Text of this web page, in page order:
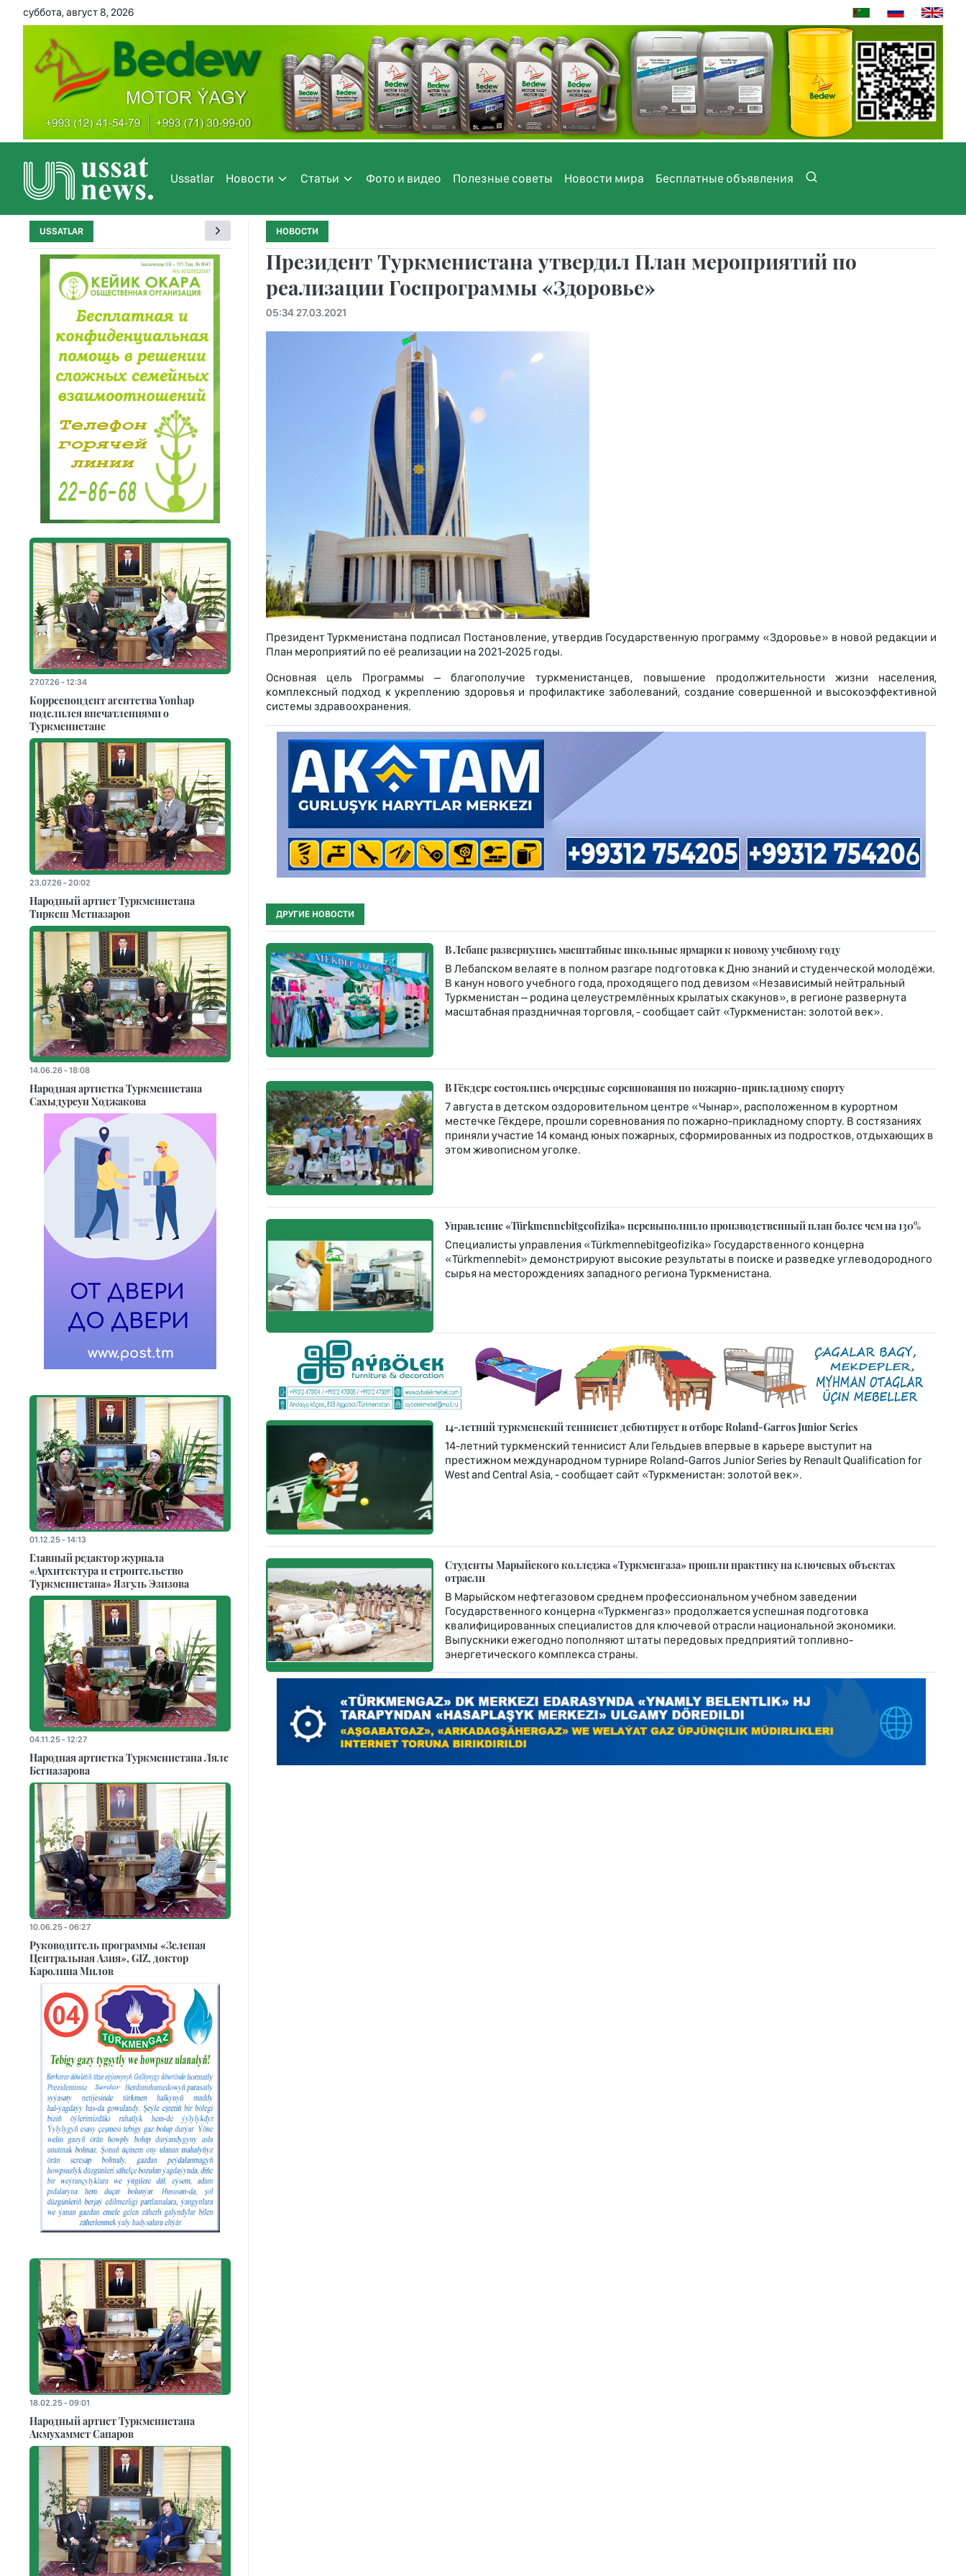
суббота, август 8, 2026
Ussatlar Новости Статьи Фото и видео Полезные советы Новости мира Бесплатные объявления
НОВОСТИ
Президент Туркменистана утвердил План мероприятий по
реализации Госпрограммы «Здоровье»
05:34 27.03.2021
Президент Туркменистана подписал Постановление, утвердив Государственную программу «Здоровье» в новой редакции и
План мероприятий по её реализации на 2021-2025 годы.
Основная цель Программы – благополучие туркменистанцев, повышение продолжительности жизни населения,
комплексный подход к укреплению здоровья и профилактике заболеваний, создание совершенной и высокоэффективной
системы здравоохранения.
ДРУГИЕ НОВОСТИ
В Лебапе развернулись масштабные школьные ярмарки к новому учебному году
В Лебапском велаяте в полном разгаре подготовка к Дню знаний и студенческой молодёжи.
В канун нового учебного года, проходящего под девизом «Независимый нейтральный
Туркменистан – родина целеустремлённых крылатых скакунов», в регионе развернута
масштабная праздничная торговля, - сообщает сайт «Туркменистан: золотой век».
В Гёкдере состоялись очередные соревнования по пожарно-прикладному спорту
7 августа в детском оздоровительном центре «Чынар», расположенном в курортном
местечке Гёкдере, прошли соревнования по пожарно-прикладному спорту. В состязаниях
приняли участие 14 команд юных пожарных, сформированных из подростков, отдыхающих в
этом живописном уголке.
Управление «Türkmennebitgeofizika» перевыполнило производственный план более чем на 130%
Специалисты управления «Türkmennebitgeofizika» Государственного концерна
«Türkmennebit» демонстрируют высокие результаты в поиске и разведке углеводородного
сырья на месторождениях западного региона Туркменистана.
14-летний туркменский теннисист дебютирует в отборе Roland-Garros Junior Series
14-летний туркменский теннисист Али Гельдыев впервые в карьере выступит на
престижном международном турнире Roland-Garros Junior Series by Renault Qualification for
West and Central Asia, - сообщает сайт «Туркменистан: золотой век».
Студенты Марыйского колледжа «Туркменгаза» прошли практику на ключевых объектах
отрасли
В Марыйском нефтегазовом среднем профессиональном учебном заведении
Государственного концерна «Туркменгаз» продолжается успешная подготовка
квалифицированных специалистов для ключевой отрасли национальной экономики.
Выпускники ежегодно пополняют штаты передовых предприятий топливно-
энергетического комплекса страны.
USSATLAR
27.07.26 - 12:34
Корреспондент агентства Yonhap
поделился впечатлениями о
Туркменистане
23.07.26 - 20:02
Народный артист Туркменистана
Тиркеш Мeтназаров
14.06.26 - 18:08
Народная артистка Туркменистана
Сахыдурсун Ходжакова
01.12.25 - 14:13
Главный редактор журнала
«Архитектура и строительство
Туркменистана» Язгуль Эзизова
04.11.25 - 12:27
Народная артистка Туркменистана Ляле
Бегназарова
10.06.25 - 06:27
Руководитель программы «Зеленая
Центральная Азия», GIZ, доктор
Каролина Милов
18.02.25 - 09:01
Народный артист Туркменистана
Акмухаммет Сапаров